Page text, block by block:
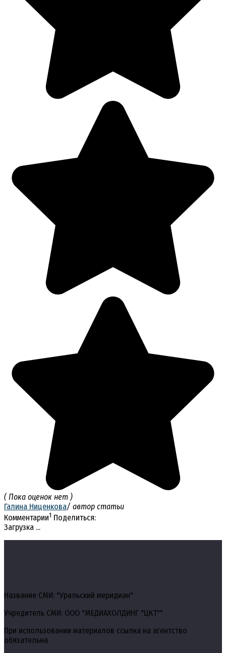
( Пока оценок нет )
Галина Ниценкова/ автор статьи
Комментарии1 Поделиться:
Загрузка ...
Название СМИ: "Уральский меридиан"
Учредитель СМИ: ООО "МЕДИАХОЛДИНГ "ЦКТ""
При использовании материалов ссылка на агентство
обязательна